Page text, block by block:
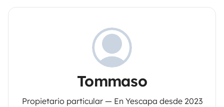
Tommaso
Propietario particular — En Yescapa desde 2023